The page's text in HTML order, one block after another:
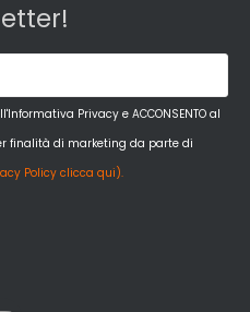
Privacy e ACCONSENTO al
finalità di marketing da parte di
Policy clicca qui).